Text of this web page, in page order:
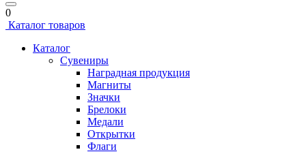
0
Каталог товаров
Каталог
Сувениры
Наградная продукция
Магниты
Значки
Брелоки
Медали
Открытки
Флаги